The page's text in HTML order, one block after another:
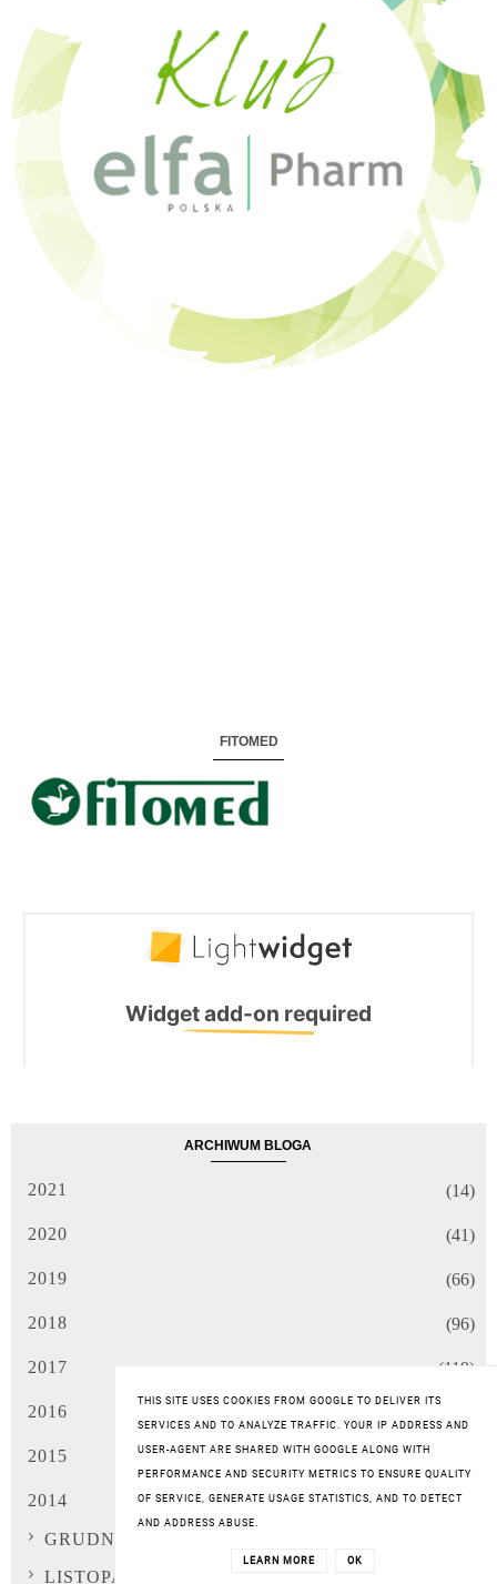
FITOMED
ARCHIWUM BLOGA
2021 (14)
2020 (41)
2019 (66)
2018 (96)
2017 (119)
2016
2015
2014
(160)
GRUDNIA
LISTOPADA
THIS SITE USES COOKIES FROM GOOGLE TO DELIVER ITS
SERVICES AND TO ANALYZE TRAFFIC. YOUR IP ADDRESS AND
USER-AGENT ARE SHARED WITH GOOGLE ALONG WITH
PERFORMANCE AND SECURITY METRICS TO ENSURE QUALITY
OF SERVICE, GENERATE USAGE STATISTICS, AND TO DETECT
AND ADDRESS ABUSE.
LEARN MORE OK